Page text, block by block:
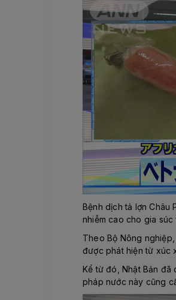
Bệnh dịch tả lợn Châu
nhiễm cao cho gia
Theo Bộ Nông
được phát hiện từ xúc
Kể từ đó, Nhật Bản đã
pháp nước này cũng